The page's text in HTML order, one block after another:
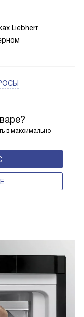
в максимально
Liebherr